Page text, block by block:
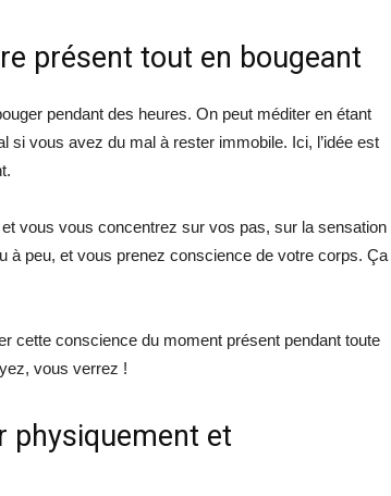
présent tout en bougeant
pendant des heures. On peut méditer en étant
si vous avez du mal à rester immobile. Ici, l’idée est
vous vous concentrez sur vos pas, sur la sensation
à peu, et vous prenez conscience de votre corps. Ça
cette conscience du moment présent pendant toute
vous verrez !
physiquement et